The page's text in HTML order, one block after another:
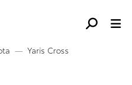
Yaris Cross